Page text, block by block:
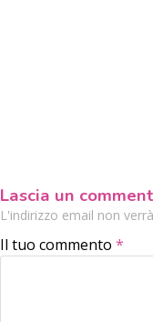
Lascia un
L'indirizzo email non
Il tuo commento *